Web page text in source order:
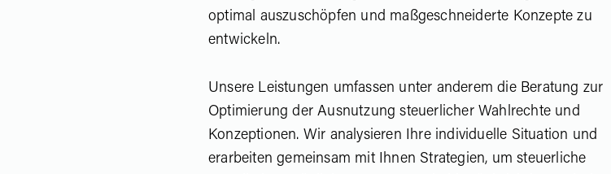
optimal auszuschöpfen und maßgeschneiderte Konzepte zu
entwickeln.
Unsere Leistungen umfassen unter anderem die Beratung zur
Optimierung der Ausnutzung steuerlicher Wahlrechte und
Konzeptionen. Wir analysieren Ihre individuelle Situation und
erarbeiten gemeinsam mit Ihnen Strategien, um steuerliche